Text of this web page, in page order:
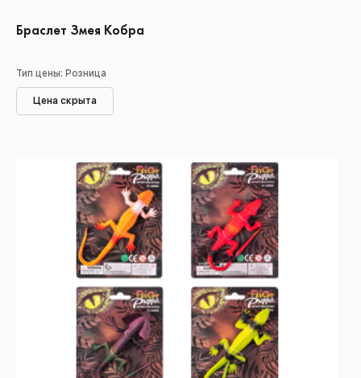
Браслет Змея Кобра
Тип цены: Розница
Цена скрыта